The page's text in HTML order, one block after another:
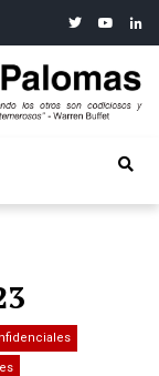
twitteryoutube